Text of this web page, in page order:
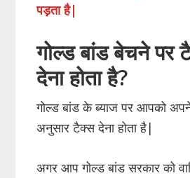
पड़ता है|
गोल्ड बांड बेचने पर
देना होता है?
गोल्ड बांड के ब्याज पर आपको
अनुसार टैक्स देना होता है|
अगर आप गोल्ड बांड सरकार को